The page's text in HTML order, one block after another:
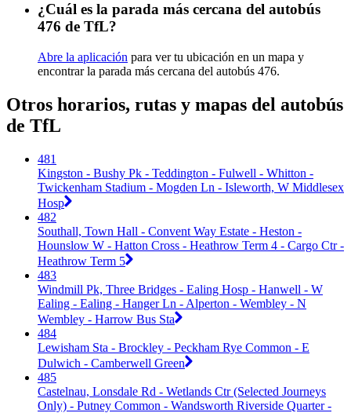
¿Cuál es la parada más cercana del autobús
476 de TfL?
Abre la aplicación para ver tu ubicación en un mapa y
encontrar la parada más cercana del autobús 476.
Otros horarios, rutas y mapas del autobús
de TfL
481
Kingston - Bushy Pk - Teddington - Fulwell - Whitton -
Twickenham Stadium - Mogden Ln - Isleworth, W Middlesex
Hosp
482
Southall, Town Hall - Convent Way Estate - Heston -
Hounslow W - Hatton Cross - Heathrow Term 4 - Cargo Ctr -
Heathrow Term 5
483
Windmill Pk, Three Bridges - Ealing Hosp - Hanwell - W
Ealing - Ealing - Hanger Ln - Alperton - Wembley - N
Wembley - Harrow Bus Sta
484
Lewisham Sta - Brockley - Peckham Rye Common - E
Dulwich - Camberwell Green
485
Castelnau, Lonsdale Rd - Wetlands Ctr (Selected Journeys
Only) - Putney Common - Wandsworth Riverside Quarter -